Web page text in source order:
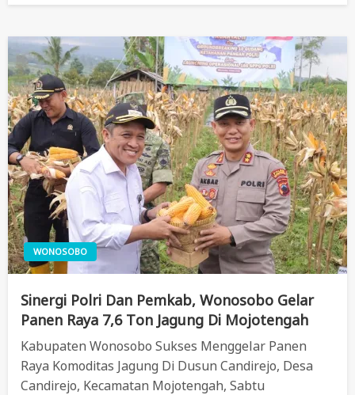
WONOSOBO
Sinergi Polri Dan Pemkab, Wonosobo Gelar
Panen Raya 7,6 Ton Jagung Di Mojotengah
Kabupaten Wonosobo Sukses Menggelar Panen
Raya Komoditas Jagung Di Dusun Candirejo, Desa
Candirejo, Kecamatan Mojotengah, Sabtu